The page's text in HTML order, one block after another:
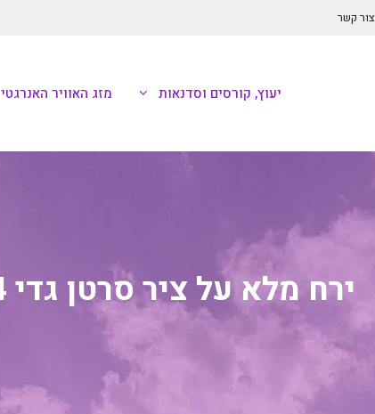
צור קשר
יעוץ, קורסים וסדנאות מזג האוויר האנרגטי
ירח מלא על ציר סרטן גדי 2024